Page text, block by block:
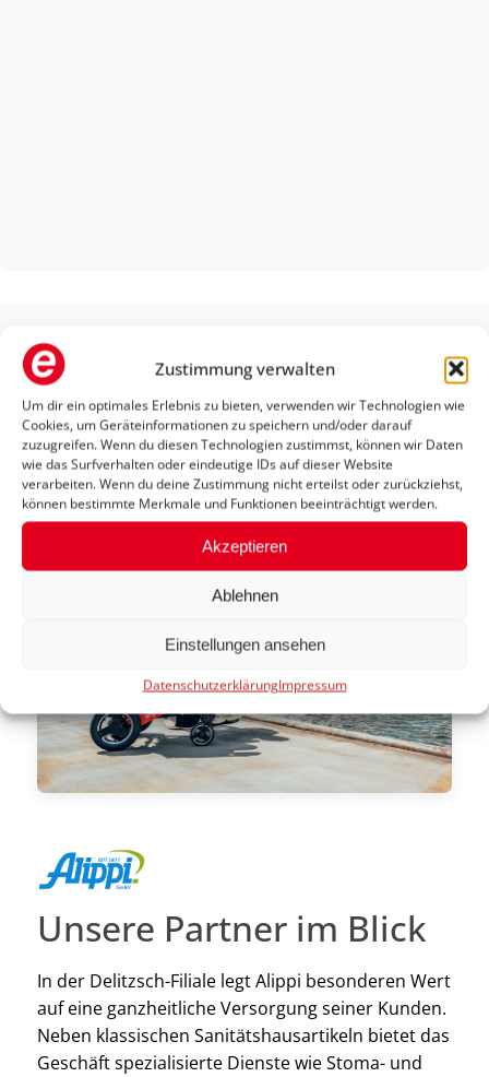
Zustimmung verwalten
Um dir ein optimales Erlebnis zu bieten, verwenden wir Technologien wie
Cookies, um Geräteinformationen zu speichern und/oder darauf
zuzugreifen. Wenn du diesen Technologien zustimmst, können wir Daten
wie das Surfverhalten oder eindeutige IDs auf dieser Website
verarbeiten. Wenn du deine Zustimmung nicht erteilst oder zurückziehst,
können bestimmte Merkmale und Funktionen beeinträchtigt werden.
Akzeptieren
Ablehnen
Einstellungen ansehen
DatenschutzerklärungImpressum
Alippi Sanitätshaus
Highlights
Unsere Partner im Blick
In der Delitzsch-Filiale legt Alippi besonderen Wert
auf eine ganzheitliche Versorgung seiner Kunden.
Neben klassischen Sanitätshausartikeln bietet das
Geschäft spezialisierte Dienste wie Stoma- und